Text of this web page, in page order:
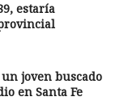
estaría
joven buscado
en Santa Fe